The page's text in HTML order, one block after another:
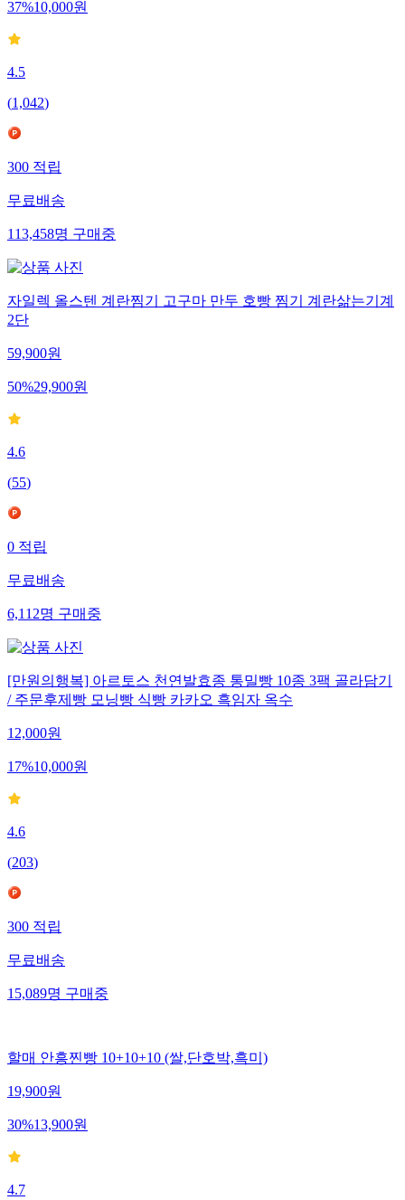
37%10,000원
4.5
(1,042)
300 적립
무료배송
113,458명 구매중
자일렉 올스텐 계란찜기 고구마 만두 호빵 찜기 계란삶는기계
2단
59,900원
50%29,900원
4.6
(55)
0 적립
무료배송
6,112명 구매중
[만원의행복] 아르토스 천연발효종 통밀빵 10종 3팩 골라담기
/ 주문후제빵 모닝빵 식빵 카카오 흑임자 옥수
12,000원
17%10,000원
4.6
(203)
300 적립
무료배송
15,089명 구매중
할매 안흥찐빵 10+10+10 (쌀,단호박,흑미)
19,900원
30%13,900원
4.7